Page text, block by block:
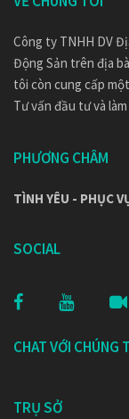
Công ty TNHH DV
Động Sản trên địa
tôi còn cung cấp
Tư vấn đầu tư và
PHƯƠNG CHÂM
TÌNH YÊU - PHỤC
SOCIAL
CHAT VỚI CHÚNG
TRỤ SỞ